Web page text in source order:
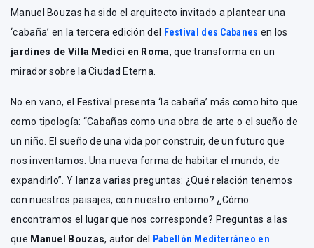
Manuel Bouzas ha sido el arquitecto invitado a plantear una
‘cabaña’ en la tercera edición del
Festival des Cabanes en los
jardines de Villa Medici en Roma, que transforma en un
mirador sobre la Ciudad Eterna.
No en vano, el Festival presenta ‘la cabaña’ más como hito que
como tipología: “Cabañas como una obra de arte o el sueño de
un niño. El sueño de una vida por construir, de un futuro que
nos inventamos. Una nueva forma de habitar el mundo, de
expandirlo”. Y lanza varias preguntas: ¿Qué relación tenemos
con nuestros paisajes, con nuestro entorno? ¿Cómo
encontramos el lugar que nos corresponde? Preguntas a las
que Manuel Bouzas, autor del
Pabellón Mediterráneo en